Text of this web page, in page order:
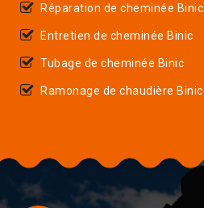
Réparation de cheminée Binic
Entretien de cheminée Binic
Tubage de cheminée Binic
Ramonage de chaudière Binic